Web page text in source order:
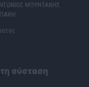
ΜΟΥΝΤΑΚΗΣ
σύσταση